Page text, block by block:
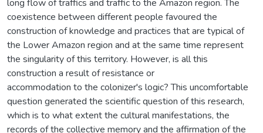
long flow of traffics and traffic to the Amazon region. The
coexistence between different people favoured the
construction of knowledge and practices that are typical of
the Lower Amazon region and at the same time represent
the singularity of this territory. However, is all this
construction a result of resistance or
accommodation to the colonizer's logic? This uncomfortable
question generated the scientific question of this research,
which is to what extent the cultural manifestations, the
records of the collective memory and the affirmation of the